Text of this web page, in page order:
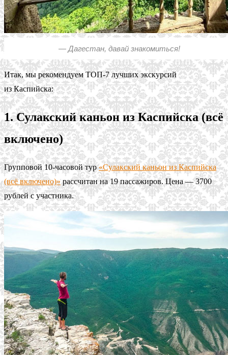
— Дагестан, давай знакомиться!
Итак, мы рекомендуем ТОП-7 лучших экскурсий
из Каспийска:
1. Сулакский каньон из Каспийска (всё
включено)
Групповой 10-часовой тур«Сулакский каньон из Каспийска
(всё включено)»рассчитан на 19 пассажиров. Цена — 3700
рублей с участника.